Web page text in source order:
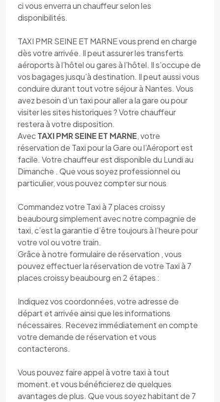
ci vous enverra un chauffeur selon les
disponibilités.
TAXI PMR SEINE ET MARNE vous prend en charge
dès votre arrivée. Il peut assurer les transferts
aéroports à l’hôtel ou gares à l’hôtel. Il s’occupe de
vos bagages jusqu’à destination. Il peut aussi vous
conduire durant tout votre séjour à Nantes. Vous
avez besoin d’un taxi pour aller a la gare ou pour
visiter les sites historiques ? Votre chauffeur
restera à votre disposition.
AvecTAXI PMR SEINE ET MARNE, votre
réservation de Taxi pour la Gare ou l’Aéroport est
facile. Votre chauffeur est disponible du Lundi au
Dimanche . Que vous soyez professionnel ou
particulier, vous pouvez compter sur nous
Commandez votre Taxi à 7 places croissy
beaubourg simplement avec notre compagnie de
taxi, c’est la garantie d’être toujours à l’heure pour
votre vol ou votre train.
Grâce à notre formulaire de réservation , vous
pouvez effectuer la réservation de votre Taxi à 7
places croissy beaubourg en 2 étapes :
Indiquez vos coordonnées, votre adresse de
départ et arrivée ainsi que les informations
nécessaires. Recevez immédiatement en compte
votre demande de réservation et vous
contacterons.
Vous pouvez faire appel à votre taxi à tout
moment.et vous bénéficierez de quelques
avantages de plus. Que vous soyez habitant de 7